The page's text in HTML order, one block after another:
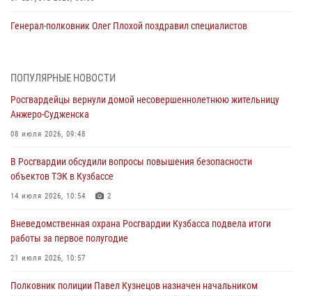
Генерал-полковник Олег Плохой поздравил специалистов
07 августа 2026, 05:32
С 1 сентября 2026 года вступает в силу новый федеральный закон о
частной охранной деятельности
06 августа 2026, 10:19
Росгвардейцы задержали предполагаемого виновника причинения
ножевого ранения кемеровчанину
06 августа 2026, 09:18
Росгвардейцы задержали мужчину, повредившего имущество
горожанки
06 августа 2026, 08:17
Росгвардейцы пресекли противоправные действия и защитили
ПОПУЛЯРНЫЕ НОВОСТИ
Росгвардейцы вернули домой несовершеннолетнюю жительницу
Анжеро-Судженска
08 июля 2026, 09:48
В Росгвардии обсудили вопросы повышения безопасности
объектов ТЭК в Кузбассе
14 июля 2026, 10:54 2
Вневедомственная охрана Росгвардии Кузбасса подвела итоги
работы за первое полугодие
21 июля 2026, 10:57
Полковник полиции Павел Кузнецов назначен начальником